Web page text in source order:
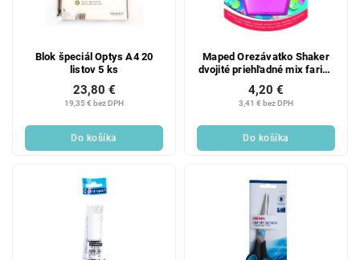
Blok špeciál Optys A4 20
listov 5 ks
19,35 € bez DPH
23,80 €
Do košíka
Maped Orezávatko Shaker
dvojité priehľadné mix farieb
1 ks
3,41 € bez DPH
4,20 €
Do košíka